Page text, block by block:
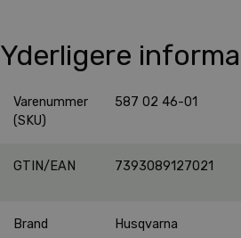
Yderligere
Varenummer
(SKU)
587 02 46-01
GTIN/EAN 7393089127021
Brand Husqvarna